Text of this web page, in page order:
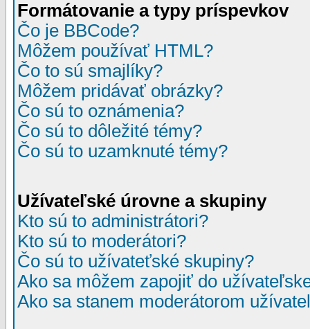
Formátovanie a typy príspevkov
Čo je BBCode?
Môžem používať HTML?
Čo to sú smajlíky?
Môžem pridávať obrázky?
Čo sú to oznámenia?
Čo sú to dôležité témy?
Čo sú to uzamknuté témy?
Užívateľské úrovne a skupiny
Kto sú to administrátori?
Kto sú to moderátori?
Čo sú to užívateťské skupiny?
Ako sa môžem zapojiť do
Ako sa stanem moderátorom